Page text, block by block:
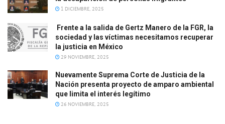
1 DICIEMBRE, 2025
Frente a la salida de Gertz Manero de la FGR, la
sociedad y las víctimas necesitamos recuperar
la justicia en México
29 NOVIEMBRE, 2025
Nuevamente Suprema Corte de Justicia de la
Nación presenta proyecto de amparo ambiental
que limita el interés legítimo
26 NOVIEMBRE, 2025